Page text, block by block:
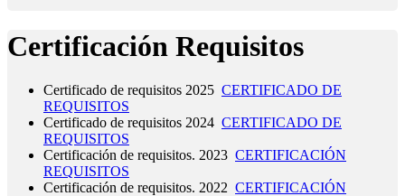
Certificación Requisitos
Certificado de requisitos 2025 CERTIFICADO DE
REQUISITOS
Certificado de requisitos 2024 CERTIFICADO DE
REQUISITOS
Certificación de requisitos. 2023 CERTIFICACIÓN
REQUISITOS
Certificación de requisitos. 2022 CERTIFICACIÓN